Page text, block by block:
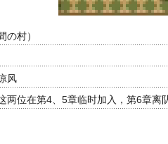
の村）
风
两位在第4、5章临时加入，第6章